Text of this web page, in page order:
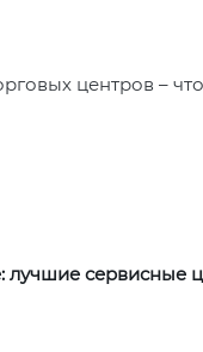
центров –
лучшие сервисные